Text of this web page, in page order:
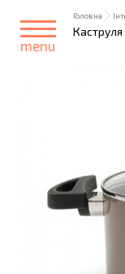
menu
Головна
Каструля